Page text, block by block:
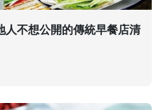
人不想公開的傳統早餐店清